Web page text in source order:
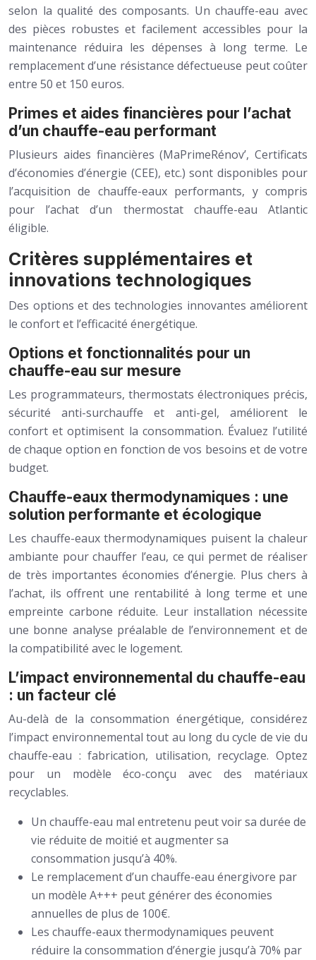
selon la qualité des composants. Un chauffe-eau avec
des pièces robustes et facilement accessibles pour la
maintenance réduira les dépenses à long terme. Le
remplacement d’une résistance défectueuse peut coûter
entre 50 et 150 euros.
Primes et aides financières pour l’achat
d’un chauffe-eau performant
Plusieurs aides financières (MaPrimeRénov’, Certificats
d’économies d’énergie (CEE), etc.) sont disponibles pour
l’acquisition de chauffe-eaux performants, y compris
pour l’achat d’un thermostat chauffe-eau Atlantic
éligible.
Critères supplémentaires et
innovations technologiques
Des options et des technologies innovantes améliorent
le confort et l’efficacité énergétique.
Options et fonctionnalités pour un
chauffe-eau sur mesure
Les programmateurs, thermostats électroniques précis,
sécurité anti-surchauffe et anti-gel, améliorent le
confort et optimisent la consommation. Évaluez l’utilité
de chaque option en fonction de vos besoins et de votre
budget.
Chauffe-eaux thermodynamiques : une
solution performante et écologique
Les chauffe-eaux thermodynamiques puisent la chaleur
ambiante pour chauffer l’eau, ce qui permet de réaliser
de très importantes économies d’énergie. Plus chers à
l’achat, ils offrent une rentabilité à long terme et une
empreinte carbone réduite. Leur installation nécessite
une bonne analyse préalable de l’environnement et de
la compatibilité avec le logement.
L’impact environnemental du chauffe-eau
: un facteur clé
Au-delà de la consommation énergétique, considérez
l’impact environnemental tout au long du cycle de vie du
chauffe-eau : fabrication, utilisation, recyclage. Optez
pour un modèle éco-conçu avec des matériaux
recyclables.
Un chauffe-eau mal entretenu peut voir sa durée de
vie réduite de moitié et augmenter sa
consommation jusqu’à 40%.
Le remplacement d’un chauffe-eau énergivore par
un modèle A+++ peut générer des économies
annuelles de plus de 100€.
Les chauffe-eaux thermodynamiques peuvent
réduire la consommation d’énergie jusqu’à 70% par